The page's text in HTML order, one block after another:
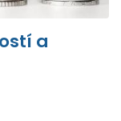
a